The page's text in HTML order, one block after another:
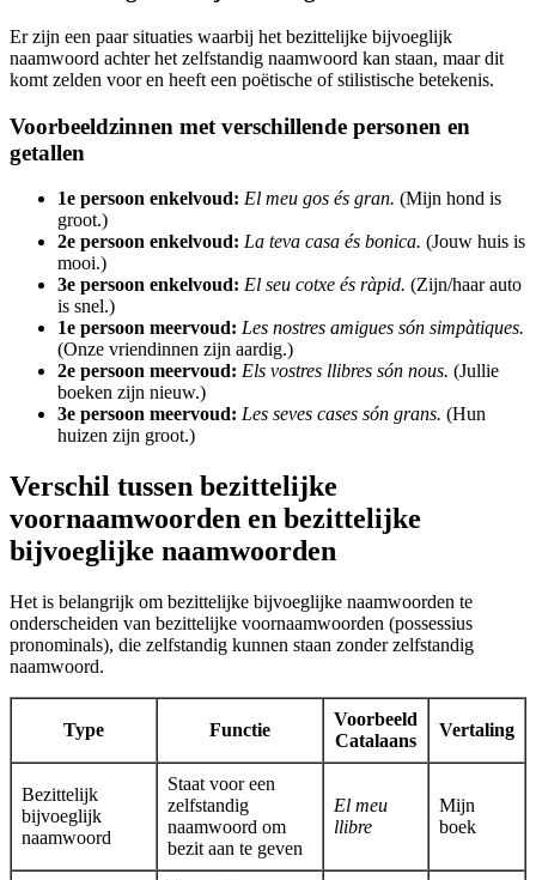
Er zijn een paar situaties waarbij het bezittelijke bijvoeglijk
naamwoord achter het zelfstandig naamwoord kan staan, maar dit
komt zelden voor en heeft een poëtische of stilistische betekenis.
Voorbeeldzinnen met verschillende personen en
getallen
1e persoon enkelvoud: El meu gos és gran. (Mijn hond is
groot.)
2e persoon enkelvoud: La teva casa és bonica. (Jouw huis is
mooi.)
3e persoon enkelvoud: El seu cotxe és ràpid. (Zijn/haar auto
is snel.)
1e persoon meervoud: Les nostres amigues són simpàtiques.
(Onze vriendinnen zijn aardig.)
2e persoon meervoud: Els vostres llibres són nous. (Jullie
boeken zijn nieuw.)
3e persoon meervoud: Les seves cases són grans. (Hun
huizen zijn groot.)
Verschil tussen bezittelijke
voornaamwoorden en bezittelijke
bijvoeglijke naamwoorden
Het is belangrijk om bezittelijke bijvoeglijke naamwoorden te
onderscheiden van bezittelijke voornaamwoorden (possessius
pronominals), die zelfstandig kunnen staan zonder zelfstandig
naamwoord.
Type Functie
Voorbeeld
Catalaans
Vertaling
Bezittelijk
bijvoeglijk
naamwoord
Staat voor een
zelfstandig
naamwoord om
bezit aan te geven
El meu
llibre
Mijn
boek